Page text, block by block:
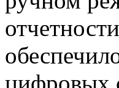
цифровых